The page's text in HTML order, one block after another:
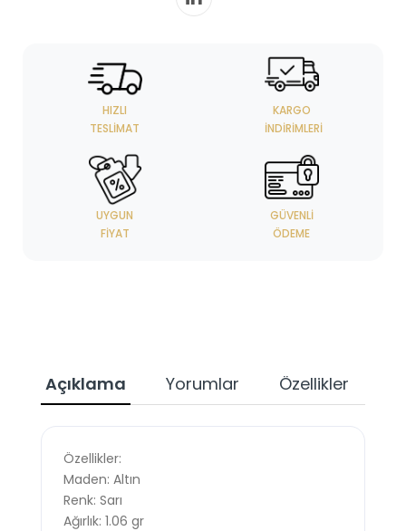
HIZLI
TESLIMAT
KARGO
İNDIRIMLERI
UYGUN
FIYAT
GÜVENLI
ÖDEME
Açıklama Yorumlar Özellikler
Özellikler:
Maden: Altın
Renk: Sarı
Ağırlık: 1.06 gr